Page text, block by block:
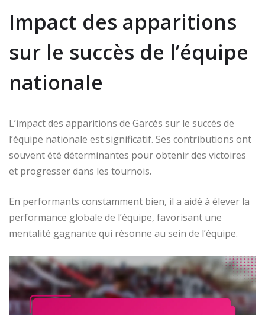
Impact des apparitions
sur le succès de l’équipe
nationale
L’impact des apparitions de Garcés sur le succès de
l’équipe nationale est significatif. Ses contributions ont
souvent été déterminantes pour obtenir des victoires
et progresser dans les tournois.
En performants constamment bien, il a aidé à élever la
performance globale de l’équipe, favorisant une
mentalité gagnante qui résonne au sein de l’équipe.